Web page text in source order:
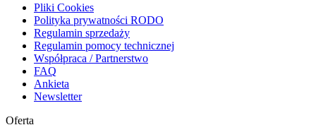
Pliki Cookies
Polityka prywatności RODO
Regulamin sprzedaży
Regulamin pomocy technicznej
Współpraca / Partnerstwo
FAQ
Ankieta
Newsletter
Oferta